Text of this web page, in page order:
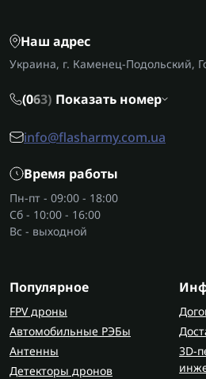
Наш адрес
Украина, г. Каменец-Подольский,
(063) Показать номер
info@flasharmy.com.ua
Время работы
Пн-пт - 09:00 - 18:00
Сб - 10:00 - 16:00
Вс - выходной
Популярное
FPV дроны
Автомобильные РЭБы
Антенны
Детекторы дронов
3D-